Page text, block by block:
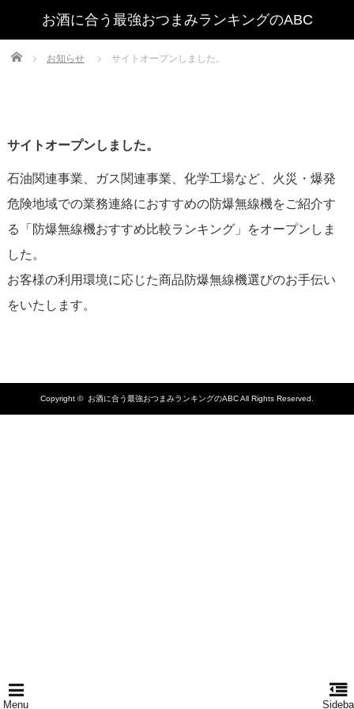
Menu
Home お知らせ サイトオープンしました。
サイトオープンしました。
石油関連事業、ガス関連事業、化学工場など、火災・爆発
危険地域での業務連絡におすすめの防爆無線機をご紹介す
る「防爆無線機おすすめ比較ランキング」をオープンしま
した。
お客様の利用環境に応じた商品防爆無線機選びのお手伝い
をいたします。
Copyright © お酒に合う最強おつまみランキングのABCAll Rights Reserved.